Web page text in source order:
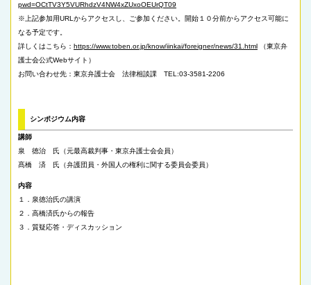
pwd=OCtTV3Y5VURhdzV4NW4xZUxoOEUrQT09
※上記参加用URLからアクセスし、ご参加ください。開始１０分前からアクセス可能に
なる予定です。
詳しくはこちら： https://www.toben.or.jp/know/iinkai/foreigner/news/31.html （東京弁
護士会公式Webサイト）
お問い合わせ先：東京弁護士会 法律相談課 TEL:03-3581-2206
シンポジウム内容
講師
泉 徳治 氏（元最高裁判事・東京弁護士会会員）
髙橋 済 氏（弁護団員・外国人の権利に関する委員会委員）
内容
１．泉徳治氏の講演
２．高橋済氏からの報告
３．質疑応答・ディスカッション